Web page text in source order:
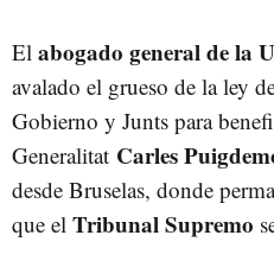
El abogado general de la
avalado el grueso de la ley
Gobierno y Junts para
Generalitat Carles
desde Bruselas, donde
que el Tribunal Supremo